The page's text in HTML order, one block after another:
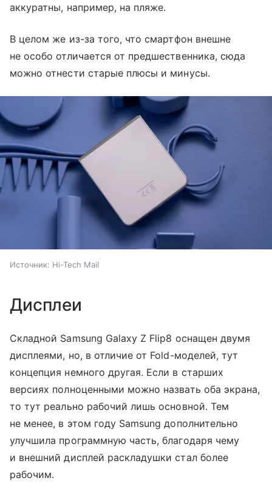
аккуратны, например, на пляже.
В целом же из-за того, что смартфон внешне
не особо отличается от предшественника, сюда
можно отнести старые плюсы и минусы.
Источник: Hi-Tech Mail
Дисплеи
Складной Samsung Galaxy Z Flip8 оснащен двумя
дисплеями, но, в отличие от Fold-моделей, тут
концепция немного другая. Если в старших
версиях полноценными можно назвать оба экрана,
то тут реально рабочий лишь основной. Тем
не менее, в этом году Samsung дополнительно
улучшила программную часть, благодаря чему
и внешний дисплей раскладушки стал более
рабочим.